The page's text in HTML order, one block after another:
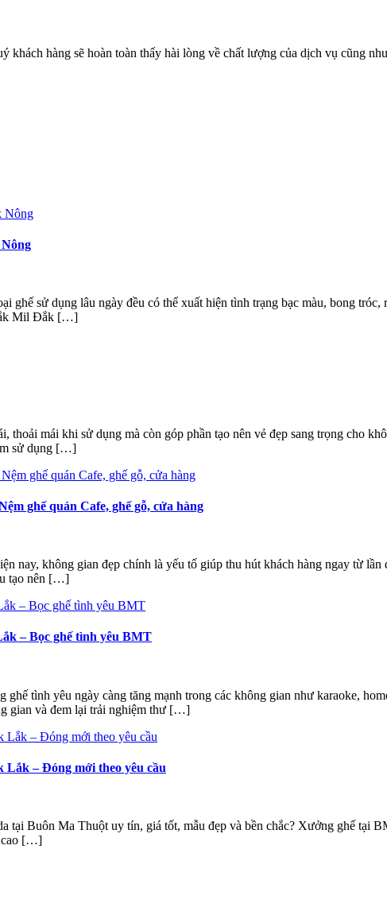
khách hàng sẽ hoàn toàn thấy hài lòng về chất lượng của dịch vụ cũng
ghế sử dụng lâu ngày đều có thể xuất hiện tình trạng bạc màu, bong
Mil Đắk […]
thoải mái khi sử dụng mà còn góp phần tạo nên vẻ đẹp sang trọng cho
sử dụng […]
ghế quán Cafe, ghế gỗ, cửa hàng
nay, không gian đẹp chính là yếu tố giúp thu hút khách hàng ngay từ
tạo nên […]
– Bọc ghế tình yêu BMT
tình yêu ngày càng tăng mạnh trong các không gian như karaoke,
gian và đem lại trải nghiệm thư […]
– Đóng mới theo yêu cầu
tại Buôn Ma Thuột uy tín, giá tốt, mẫu đẹp và bền chắc? Xưởng ghế tại
cao […]